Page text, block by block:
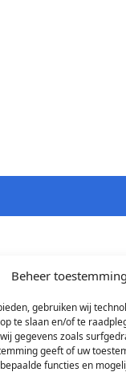
Beheer toestemming
gebruiken wij
te slaan en/of te
gegevens zoals
geeft of uw
functies en